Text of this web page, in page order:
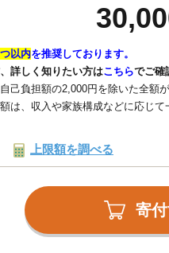
以内を推奨しております。
詳しく知りたい方はこちらでご確
己負担額の2,000円を除いた全額
は、収入や家族構成などに応じ
上限額を調べる
寄